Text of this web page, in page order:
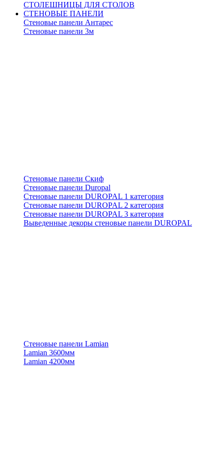
СТОЛЕШНИЦЫ ДЛЯ СТОЛОВ
СТЕНОВЫЕ ПАНЕЛИ
Стеновые панели Антарес
Стеновые панели 3м
Стеновые панели Скиф
Стеновые панели Duropal
Стеновые панели DUROPAL 1 категория
Стеновые панели DUROPAL 2 категория
Стеновые панели DUROPAL 3 категория
Выведенные декоры стеновые панели DUROPAL
Стеновые панели Lamian
Lamian 3600мм
Lamian 4200мм